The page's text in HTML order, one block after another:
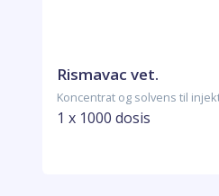
Rismavac vet.
Koncentrat og solvens til
1 x 1000 dosis